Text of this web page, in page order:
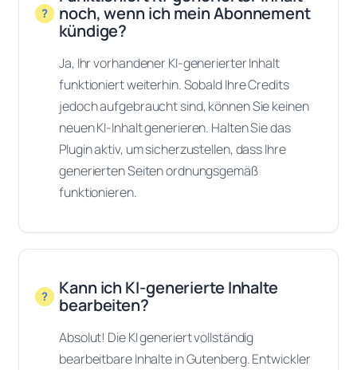
noch, wenn ich mein Abonnement
kündige?
Ja, Ihr vorhandener KI-generierter Inhalt
funktioniert weiterhin. Sobald Ihre Credits
jedoch aufgebraucht sind, können Sie keinen
neuen KI-Inhalt generieren. Halten Sie das
Plugin aktiv, um sicherzustellen, dass Ihre
generierten Seiten ordnungsgemäß
funktionieren.
Kann ich KI-generierte Inhalte
bearbeiten?
Absolut! Die KI generiert vollständig
bearbeitbare Inhalte in Gutenberg. Entwickler